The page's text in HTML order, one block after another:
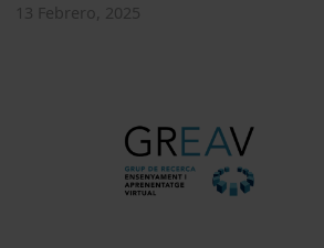
13 Febrero, 2025